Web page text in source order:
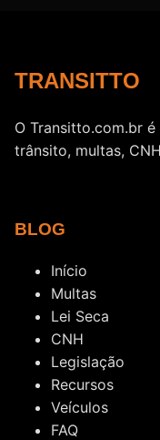
TRANSITTO
O Transitto.com.br
trânsito, multas,
BLOG
Início
Multas
Lei Seca
CNH
Legislação
Recursos
Veículos
FAQ